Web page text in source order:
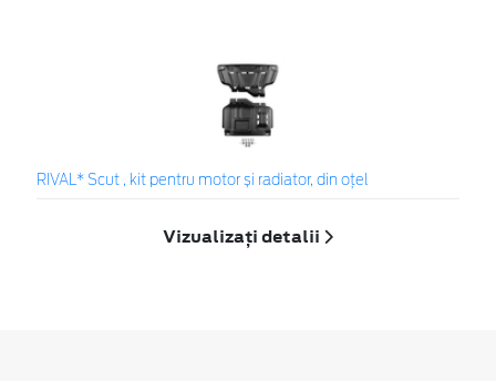
RIVAL* Scut , kit pentru motor și radiator, din oțel
Vizualizați detalii